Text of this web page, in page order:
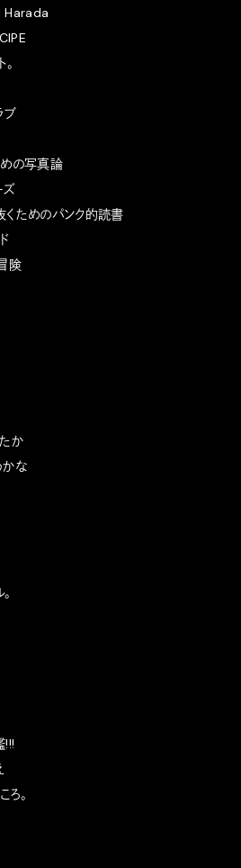
Harada
ブ
めの写真論
ズ
くためのパンク的読書
険
か
かな
!!!
ろ。